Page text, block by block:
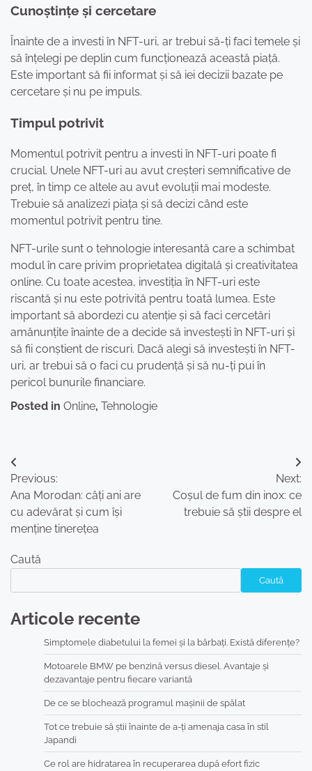
Cunoștințe și cercetare
Înainte de a investi în NFT-uri, ar trebui să-ți faci temele și
să înțelegi pe deplin cum funcționează această piață.
Este important să fii informat și să iei decizii bazate pe
cercetare și nu pe impuls.
Timpul potrivit
Momentul potrivit pentru a investi în NFT-uri poate fi
crucial. Unele NFT-uri au avut creșteri semnificative de
preț, în timp ce altele au avut evoluții mai modeste.
Trebuie să analizezi piața și să decizi când este
momentul potrivit pentru tine.
NFT-urile sunt o tehnologie interesantă care a schimbat
modul în care privim proprietatea digitală și creativitatea
online. Cu toate acestea, investiția în NFT-uri este
riscantă și nu este potrivită pentru toată lumea. Este
important să abordezi cu atenție și să faci cercetări
amănunțite înainte de a decide să investești în NFT-uri și
să fii conștient de riscuri. Dacă alegi să investești în NFT-
uri, ar trebui să o faci cu prudență și să nu-ți pui în
pericol bunurile financiare.
Posted in Online, Tehnologie
Navigare
în
articole
Previous:
Ana Morodan: câți ani are
cu adevărat și cum își
menține tinerețea
Next:
Coșul de fum din inox: ce
trebuie să știi despre el
Caută
Caută
Articole recente
Simptomele diabetului la femei și la bărbați. Există diferențe?
Motoarele BMW pe benzină versus diesel. Avantaje și
dezavantaje pentru fiecare variantă
De ce se blochează programul mașinii de spălat
Tot ce trebuie să știi înainte de a-ți amenaja casa în stil
Japandi
Ce rol are hidratarea în recuperarea după efort fizic